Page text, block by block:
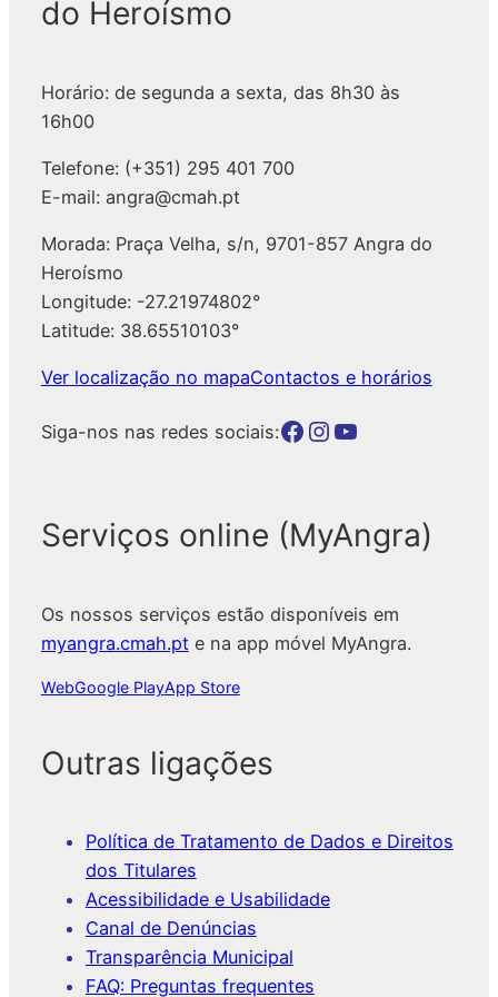
do Heroísmo
Horário: de segunda a sexta, das 8h30 às
16h00
Telefone: (+351) 295 401 700
E-mail: angra@cmah.pt
Morada: Praça Velha, s/n, 9701-857 Angra do
Heroísmo
Longitude: -27.21974802°
Latitude: 38.65510103°
Ver localização no mapaContactos e horários
Siga-nos nas redes sociais:Botão para a página da autarquia no Facebook Botão para a página da autarquia no Instagram Botão para a página da autarquia no Youtube
Serviços online (MyAngra)
Os nossos serviços estão disponíveis em
myangra.cmah.pt e na app móvel MyAngra.
WebGoogle PlayApp Store
Outras ligações
Política de Tratamento de Dados e Direitos
dos Titulares
Acessibilidade e Usabilidade
Canal de Denúncias
Transparência Municipal
FAQ: Preguntas frequentes